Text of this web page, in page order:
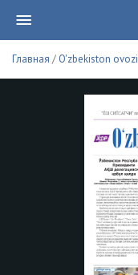
Главная / O'zbekiston ovozi